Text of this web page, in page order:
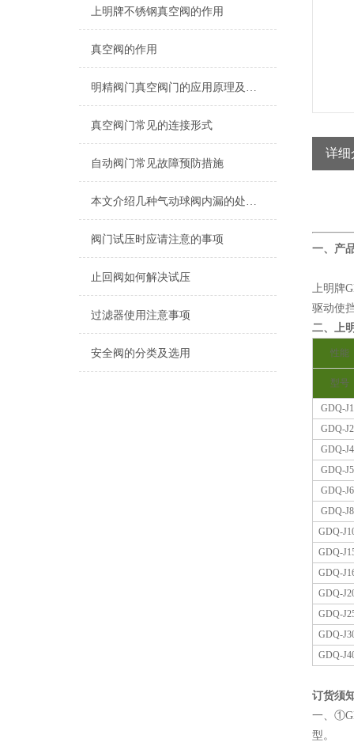
上明牌不锈钢真空阀的作用
真空阀的作用
明精阀门真空阀门的应用原理及使用方法介绍！
真空阀门常见的连接形式
自动阀门常见故障预防措施
本文介绍几种气动球阀内漏的处理方法
阀门试压时应请注意的事项
止回阀如何解决试压
过滤器使用注意事项
安全阀的分类及选用
详细
一、产
上明牌
驱动使
二、上
性能
型号
GDQ-J
GDQ-J
GDQ-J
GDQ-J
GDQ-J
GDQ-J
GDQ-J
GDQ-J
GDQ-J
GDQ-J
GDQ-J
GDQ-J
GDQ-J
订货须
一、
型。